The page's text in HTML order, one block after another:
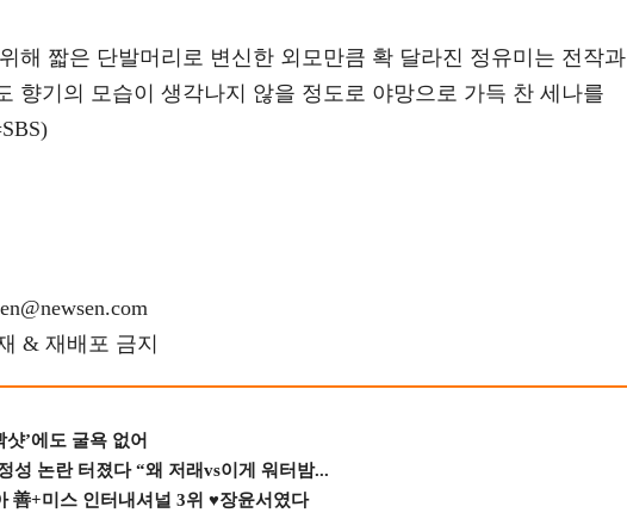
해 짧은 단발머리로 변신한 외모만큼 확 달라진 정유미는 전작과
향기의 모습이 생각나지 않을 정도로 야망으로 가득 찬 세나를
& 재배포 금지
’에도 굴욕 없어
논란 터졌다 “왜 저래vs이게 워터밤...
善+미스 인터내셔널 3위 ♥장윤서였다